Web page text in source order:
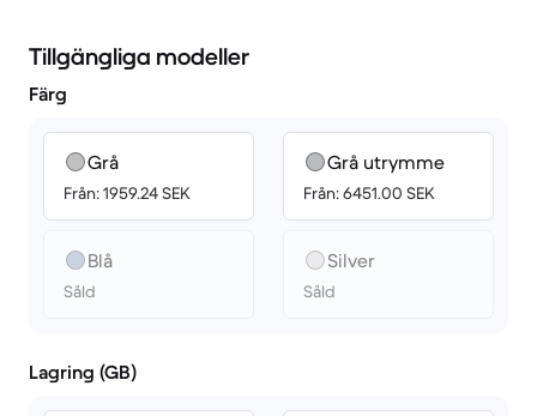
Tillgängliga modeller
Färg
Grå
Från: 1959.24 SEK
Blå
Såld
Grå utrymme
Från: 6451.00 SEK
Silver
Såld
Lagring (GB)